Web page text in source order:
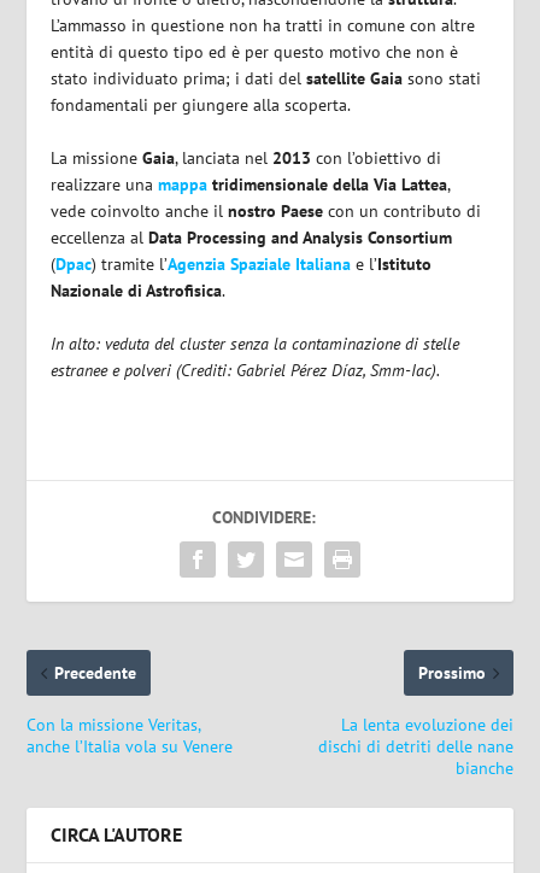
L’ammasso in questione non ha tratti in comune con altre
entità di questo tipo ed è per questo motivo che non è
stato individuato prima; i dati delsatellite Gaia sono stati
fondamentali per giungere alla scoperta.
La missioneGaia, lanciata nel 2013 con l’obiettivo di
realizzare unamappa tridimensionale della Via Lattea,
vede coinvolto anche ilnostro Paese con un contributo di
eccellenza alData Processing and Analysis Consortium
(Dpac) tramite l’Agenzia Spaziale Italiana e l’Istituto
Nazionale di Astrofisica.
In alto: veduta del cluster senza la contaminazione di stelle
estranee e polveri (Crediti: Gabriel Pérez Díaz, Smm-Iac).
CONDIVIDERE:
Precedente
Con la missione Veritas,
anche l’Italia vola su Venere
Prossimo
La lenta evoluzione dei
dischi di detriti delle nane
bianche
CIRCA L'AUTORE